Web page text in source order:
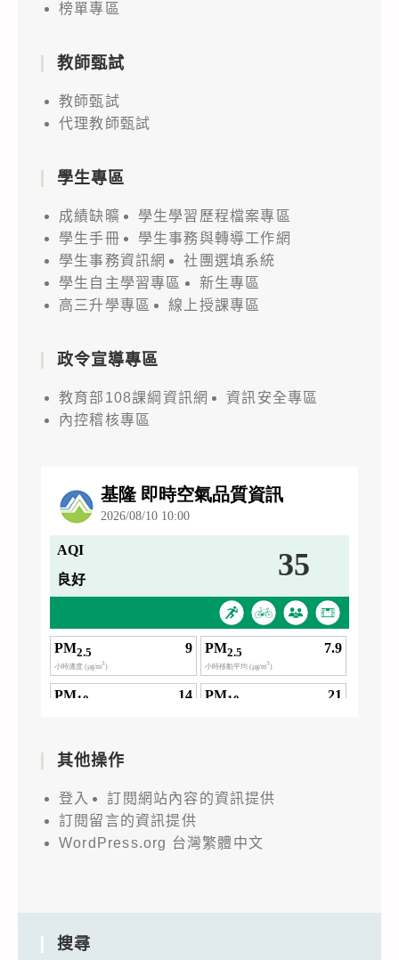
榜單專區
教師甄試
教師甄試
代理教師甄試
學生專區
成績缺曠
學生學習歷程檔案專區
學生手冊
學生事務與轉導工作網
學生事務資訊網
社團選填系統
學生自主學習專區
新生專區
高三升學專區
線上授課專區
政令宣導專區
教育部108課綱資訊網
資訊安全專區
內控稽核專區
其他操作
登入
訂閱網站內容的資訊提供
訂閱留言的資訊提供
WordPress.org 台灣繁體中文
搜尋